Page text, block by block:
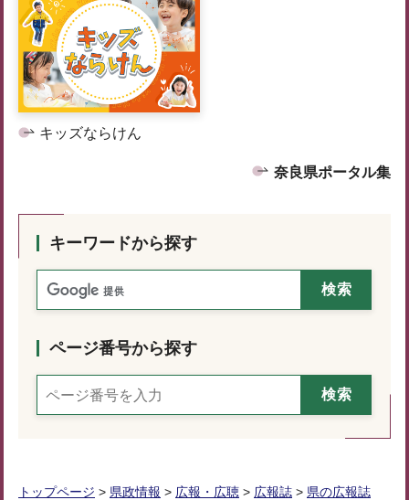
キッズならけん
奈良県ポータル集
キーワードから探す
ページ番号から探す
トップページ > 県政情報 > 広報・広聴 > 広報誌 > 県の広報誌